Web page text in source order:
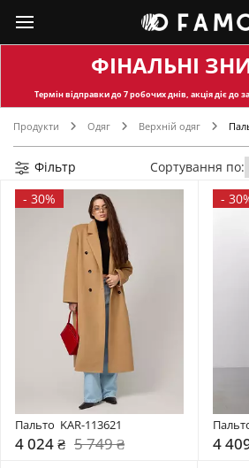
ФІНАЛЬНІ
Термін відправкидо 7 робочих днів, акція діє до
Продукти Одяг Верхній одяг
Фільтр
Сортування по:
- 30%
Пальто  KAR-113621
4 024 ₴ 5 749 ₴
-
4